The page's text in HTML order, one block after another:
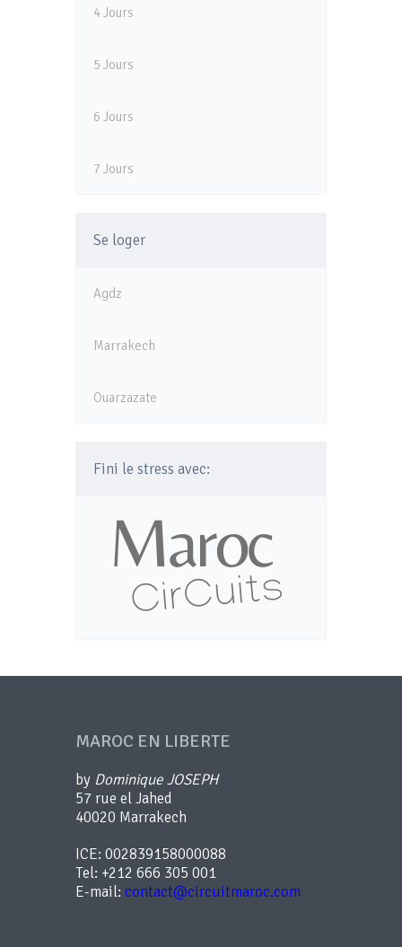
4 Jours
5 Jours
6 Jours
7 Jours
Se loger
Agdz
Marrakech
Ouarzazate
Fini le stress avec:
MAROC EN LIBERTE
by Dominique JOSEPH
57 rue el Jahed
40020 Marrakech
ICE: 002839158000088
Tel: +212 666 305 001
E-mail: contact@circuitmaroc.com